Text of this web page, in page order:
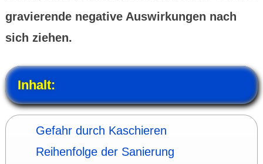
gravierende negative Auswir­kungen nach
sich ziehen.
Inhalt:
Gefahr durch Kaschieren
Reihen­folge der Sanie­rung